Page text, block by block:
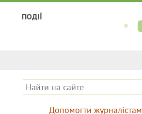
ПОДІЇ
Допомогти журналістам